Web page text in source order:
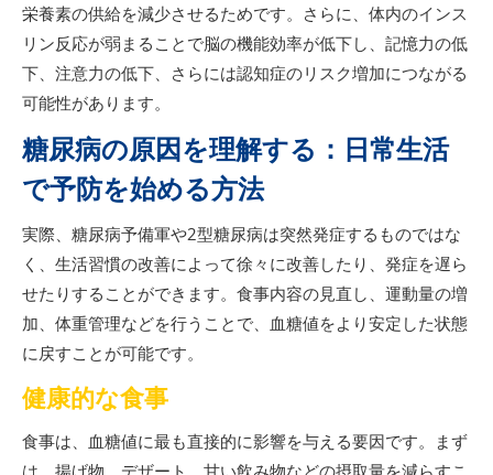
栄養素の供給を減少させるためです。さらに、体内のインス
リン反応が弱まることで脳の機能効率が低下し、記憶力の低
下、注意力の低下、さらには認知症のリスク増加につながる
可能性があります。
糖尿病の原因を理解する：日常生活
で予防を始める方法
実際、糖尿病予備軍や2型糖尿病は突然発症するものではな
く、生活習慣の改善によって徐々に改善したり、発症を遅ら
せたりすることができます。食事内容の見直し、運動量の増
加、体重管理などを行うことで、血糖値をより安定した状態
に戻すことが可能です。
健康的な食事
食事は、血糖値に最も直接的に影響を与える要因です。まず
は、揚げ物、デザート、甘い飲み物などの摂取量を減らすこ